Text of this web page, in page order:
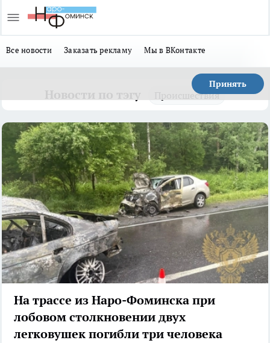
Все новости Заказать рекламу Мы в ВКонтакте
Принять
Происшествия
На трассе из Наро-Фоминска при
лобовом столкновении двух
легковушек погибли три человека